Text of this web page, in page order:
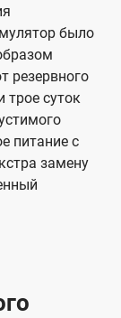
было
резервного
трое суток
питание с
замену